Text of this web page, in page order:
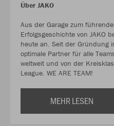
Über JAKO
Aus der Garage zum
Erfolgsgeschichte von JAKO
heute an. Seit der Gründung
optimale Partner für alle
weltweit und von der
League. WE ARE TEAM!
MEHR LESEN